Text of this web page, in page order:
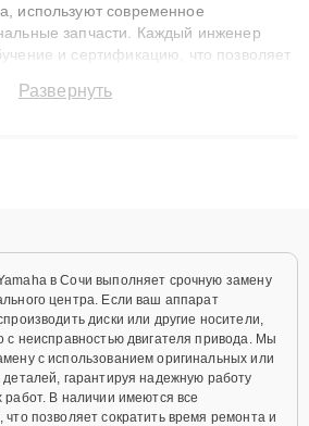
используют современное
запчасти. Каждый инженер
и сертификацию, что позволяет
гарантии до 3 лет. Наши мастера
Развернуть
в Сочи выполняет срочную замену
центра. Если ваш аппарат
диски или другие носители,
с неисправностью двигателя привода. Мы
с использованием оригинальных или
деталей, гарантируя надежную работу
В наличии имеются все
позволяет сократить время ремонта и